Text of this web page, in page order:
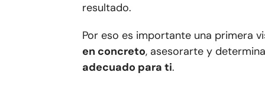
resultado.
Por eso es importante una primera
en concreto, asesorarte y
adecuado para ti.